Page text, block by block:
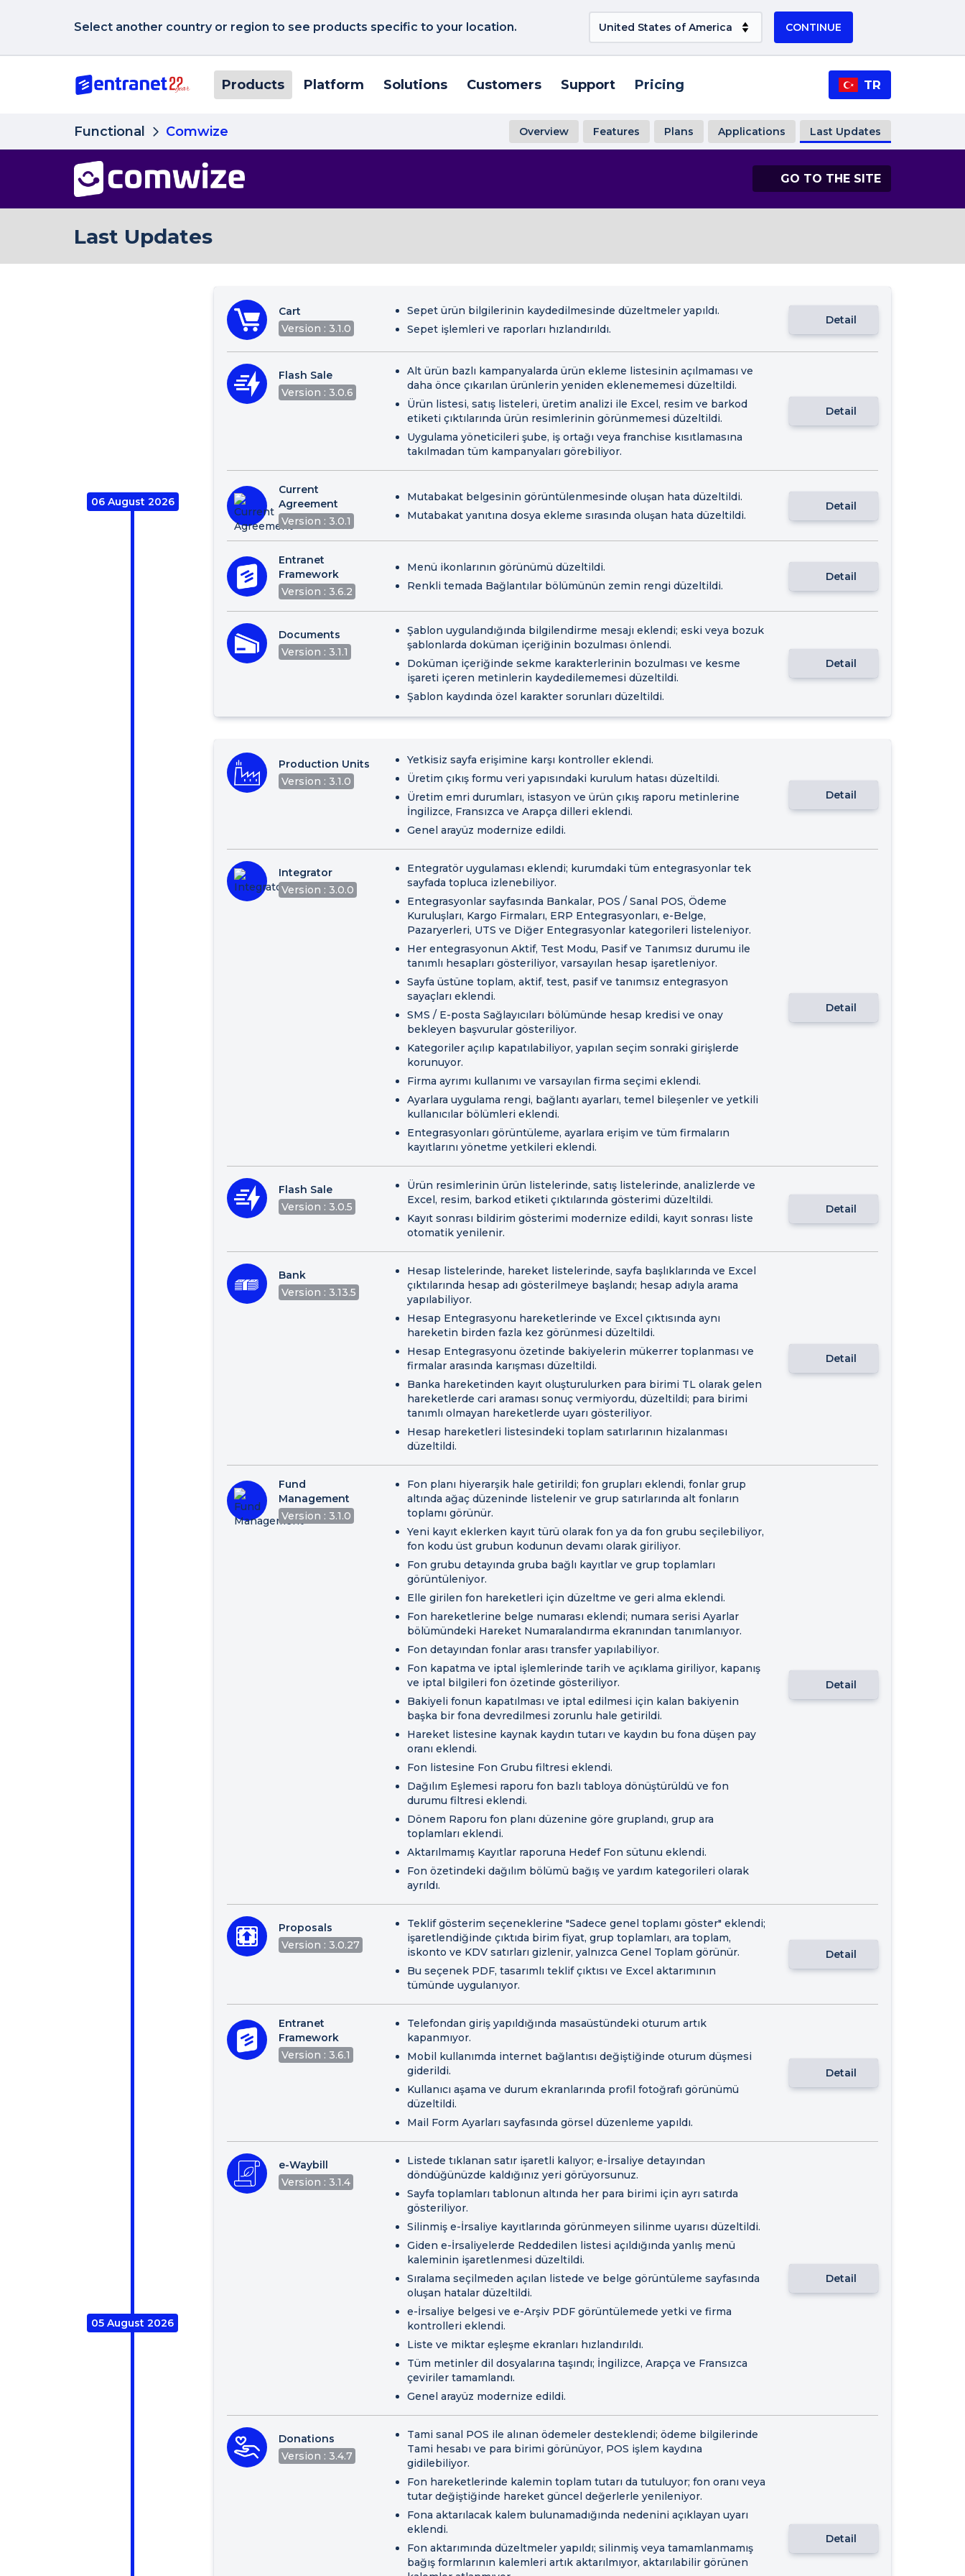
Select another country or region to see products specific to your location. CONTINUE
Products Platform Solutions Customers Support Pricing TR
Functional Comwize Overview Features Plans Applications Last Updates
GO TO THE SITE
Last Updates
06 August 2026
Cart
Version : 3.1.0
Sepet ürün bilgilerinin kaydedilmesinde düzeltmeler yapıldı.
Sepet işlemleri ve raporları hızlandırıldı.
Detail
Flash Sale
Version : 3.0.6
Alt ürün bazlı kampanyalarda ürün ekleme listesinin açılmaması ve
daha önce çıkarılan ürünlerin yeniden eklenememesi düzeltildi.
Ürün listesi, satış listeleri, üretim analizi ile Excel, resim ve barkod
etiketi çıktılarında ürün resimlerinin görünmemesi düzeltildi.
Uygulama yöneticileri şube, iş ortağı veya franchise kısıtlamasına
takılmadan tüm kampanyaları görebiliyor.
Detail
Current
Agreement
Version : 3.0.1
Mutabakat belgesinin görüntülenmesinde oluşan hata düzeltildi.
Mutabakat yanıtına dosya ekleme sırasında oluşan hata düzeltildi.
Detail
Entranet
Framework
Version : 3.6.2
Menü ikonlarının görünümü düzeltildi.
Renkli temada Bağlantılar bölümünün zemin rengi düzeltildi.
Detail
Documents
Version : 3.1.1
Şablon uygulandığında bilgilendirme mesajı eklendi; eski veya bozuk
şablonlarda doküman içeriğinin bozulması önlendi.
Doküman içeriğinde sekme karakterlerinin bozulması ve kesme
işareti içeren metinlerin kaydedilememesi düzeltildi.
Şablon kaydında özel karakter sorunları düzeltildi.
Detail
05 August 2026
Production Units
Version : 3.1.0
Yetkisiz sayfa erişimine karşı kontroller eklendi.
Üretim çıkış formu veri yapısındaki kurulum hatası düzeltildi.
Üretim emri durumları, istasyon ve ürün çıkış raporu metinlerine
İngilizce, Fransızca ve Arapça dilleri eklendi.
Genel arayüz modernize edildi.
Detail
Integrator
Version : 3.0.0
Entegratör uygulaması eklendi; kurumdaki tüm entegrasyonlar tek
sayfada topluca izlenebiliyor.
Entegrasyonlar sayfasında Bankalar, POS / Sanal POS, Ödeme
Kuruluşları, Kargo Firmaları, ERP Entegrasyonları, e-Belge,
Pazaryerleri, UTS ve Diğer Entegrasyonlar kategorileri listeleniyor.
Her entegrasyonun Aktif, Test Modu, Pasif ve Tanımsız durumu ile
tanımlı hesapları gösteriliyor, varsayılan hesap işaretleniyor.
Sayfa üstüne toplam, aktif, test, pasif ve tanımsız entegrasyon
sayaçları eklendi.
SMS / E-posta Sağlayıcıları bölümünde hesap kredisi ve onay
bekleyen başvurular gösteriliyor.
Kategoriler açılıp kapatılabiliyor, yapılan seçim sonraki girişlerde
korunuyor.
Firma ayrımı kullanımı ve varsayılan firma seçimi eklendi.
Ayarlara uygulama rengi, bağlantı ayarları, temel bileşenler ve yetkili
kullanıcılar bölümleri eklendi.
Entegrasyonları görüntüleme, ayarlara erişim ve tüm firmaların
kayıtlarını yönetme yetkileri eklendi.
Detail
Flash Sale
Version : 3.0.5
Ürün resimlerinin ürün listelerinde, satış listelerinde, analizlerde ve
Excel, resim, barkod etiketi çıktılarında gösterimi düzeltildi.
Kayıt sonrası bildirim gösterimi modernize edildi, kayıt sonrası liste
otomatik yenilenir.
Detail
Bank
Version : 3.13.5
Hesap listelerinde, hareket listelerinde, sayfa başlıklarında ve Excel
çıktılarında hesap adı gösterilmeye başlandı; hesap adıyla arama
yapılabiliyor.
Hesap Entegrasyonu hareketlerinde ve Excel çıktısında aynı
hareketin birden fazla kez görünmesi düzeltildi.
Hesap Entegrasyonu özetinde bakiyelerin mükerrer toplanması ve
firmalar arasında karışması düzeltildi.
Banka hareketinden kayıt oluşturulurken para birimi TL olarak gelen
hareketlerde cari araması sonuç vermiyordu, düzeltildi; para birimi
tanımlı olmayan hareketlerde uyarı gösteriliyor.
Hesap hareketleri listesindeki toplam satırlarının hizalanması
düzeltildi.
Detail
Fund
Management
Version : 3.1.0
Fon planı hiyerarşik hale getirildi; fon grupları eklendi, fonlar grup
altında ağaç düzeninde listelenir ve grup satırlarında alt fonların
toplamı görünür.
Yeni kayıt eklerken kayıt türü olarak fon ya da fon grubu seçilebiliyor,
fon kodu üst grubun kodunun devamı olarak giriliyor.
Fon grubu detayında gruba bağlı kayıtlar ve grup toplamları
görüntüleniyor.
Elle girilen fon hareketleri için düzeltme ve geri alma eklendi.
Fon hareketlerine belge numarası eklendi; numara serisi Ayarlar
bölümündeki Hareket Numaralandırma ekranından tanımlanıyor.
Fon detayından fonlar arası transfer yapılabiliyor.
Fon kapatma ve iptal işlemlerinde tarih ve açıklama giriliyor, kapanış
ve iptal bilgileri fon özetinde gösteriliyor.
Bakiyeli fonun kapatılması ve iptal edilmesi için kalan bakiyenin
başka bir fona devredilmesi zorunlu hale getirildi.
Hareket listesine kaynak kaydın tutarı ve kaydın bu fona düşen pay
oranı eklendi.
Fon listesine Fon Grubu filtresi eklendi.
Dağılım Eşlemesi raporu fon bazlı tabloya dönüştürüldü ve fon
durumu filtresi eklendi.
Dönem Raporu fon planı düzenine göre gruplandı, grup ara
toplamları eklendi.
Aktarılmamış Kayıtlar raporuna Hedef Fon sütunu eklendi.
Fon özetindeki dağılım bölümü bağış ve yardım kategorileri olarak
ayrıldı.
Detail
Proposals
Version : 3.0.27
Teklif gösterim seçeneklerine "Sadece genel toplamı göster" eklendi;
işaretlendiğinde çıktıda birim fiyat, grup toplamları, ara toplam,
iskonto ve KDV satırları gizlenir, yalnızca Genel Toplam görünür.
Bu seçenek PDF, tasarımlı teklif çıktısı ve Excel aktarımının
tümünde uygulanıyor.
Detail
Entranet
Framework
Version : 3.6.1
Telefondan giriş yapıldığında masaüstündeki oturum artık
kapanmıyor.
Mobil kullanımda internet bağlantısı değiştiğinde oturum düşmesi
giderildi.
Kullanıcı aşama ve durum ekranlarında profil fotoğrafı görünümü
düzeltildi.
Mail Form Ayarları sayfasında görsel düzenleme yapıldı.
Detail
e-Waybill
Version : 3.1.4
Listede tıklanan satır işaretli kalıyor; e-İrsaliye detayından
döndüğünüzde kaldığınız yeri görüyorsunuz.
Sayfa toplamları tablonun altında her para birimi için ayrı satırda
gösteriliyor.
Silinmiş e-İrsaliye kayıtlarında görünmeyen silinme uyarısı düzeltildi.
Giden e-İrsaliyelerde Reddedilen listesi açıldığında yanlış menü
kaleminin işaretlenmesi düzeltildi.
Sıralama seçilmeden açılan listede ve belge görüntüleme sayfasında
oluşan hatalar düzeltildi.
e-İrsaliye belgesi ve e-Arşiv PDF görüntülemede yetki ve firma
kontrolleri eklendi.
Liste ve miktar eşleşme ekranları hızlandırıldı.
Tüm metinler dil dosyalarına taşındı; İngilizce, Arapça ve Fransızca
çeviriler tamamlandı.
Genel arayüz modernize edildi.
Detail
Donations
Version : 3.4.7
Tami sanal POS ile alınan ödemeler desteklendi; ödeme bilgilerinde
Tami hesabı ve para birimi görünüyor, POS işlem kaydına
gidilebiliyor.
Fon hareketlerinde kalemin toplam tutarı da tutuluyor; fon oranı veya
tutar değiştiğinde hareket güncel değerlerle yenileniyor.
Fona aktarılacak kalem bulunamadığında nedenini açıklayan uyarı
eklendi.
Fon aktarımında düzeltmeler yapıldı; silinmiş veya tamamlanmamış
bağış formlarının kalemleri artık aktarılmıyor, aktarılabilir görünen
Detail